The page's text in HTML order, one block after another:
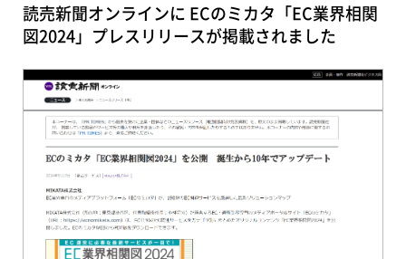
読売新聞オンラインに ECのミカタ「EC業界相関
図2024」プレスリリースが掲載されました